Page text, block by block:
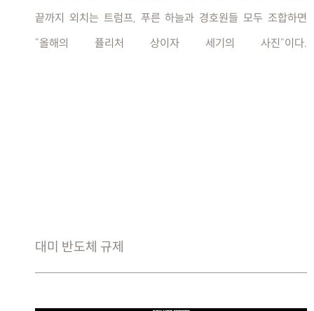
끝까지 외치는 트럼프, 푸른 하늘과 경호원들 모두 조합하면
"올해의 퓰리처 상이자 세기의 사진"이다.
대미 반도체 규제